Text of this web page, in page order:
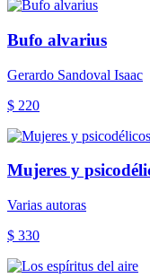
Bufo alvarius
Gerardo Sandoval Isaac
$ 220
Mujeres y
Varias autoras
$ 330